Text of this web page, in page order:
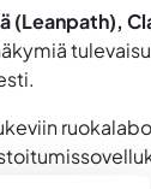
(Leanpath),